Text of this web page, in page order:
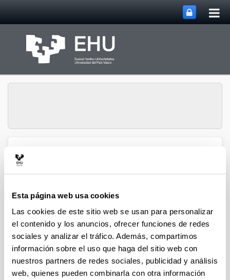
Esta página web usa cookies
Las cookies de este sitio web se usan para personalizar
el contenido y los anuncios, ofrecer funciones de redes
sociales y analizar el tráfico. Además, compartimos
información sobre el uso que haga del sitio web con
nuestros partners de redes sociales, publicidad y análisis
web, quienes pueden combinarla con otra información
Grupo de Investigación
Procesos integrados en
biorrefinerías - Capítulos de
libro (a partir del 2004)